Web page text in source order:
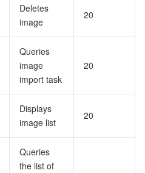
Deletes
image
20
Queries
image
import task
20
Displays
image list
20
Queries
the list of